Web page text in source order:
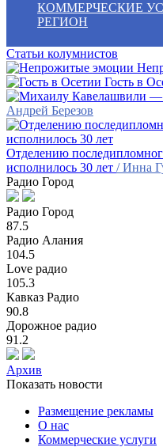
КОММЕРЧЕСКИЕ
РЕГИОН
Статьи колумнистов
Гость в
Андрей Березов
Отделению
исполнилось 30 лет / Инна
Радио Город
Радио Город
87.5
Радио Алания
104.5
Love радио
105.3
Кавказ Радио
90.8
Дорожное радио
91.2
Архив
Показать новости
Размещение рекламы
О нас
Коммерческие услуги